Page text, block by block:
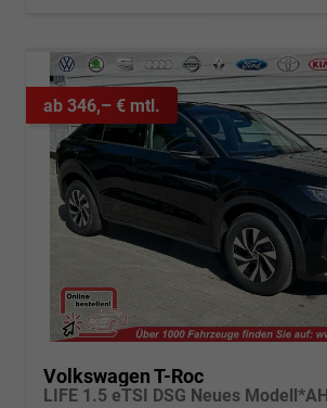
ab 346,– € mtl.
Volkswagen T-Roc